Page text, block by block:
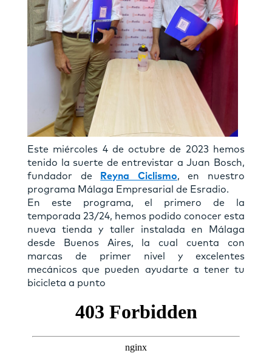
Este miércoles 4 de octubre de 2023 hemos
tenido la suerte de entrevistar a Juan Bosch,
fundador de
Reyna Ciclismo, en nuestro
programa Málaga Empresarial de Esradio.
En este programa, el primero de la
temporada 23/24, hemos podido conocer esta
nueva tienda y taller instalada en Málaga
desde Buenos Aires, la cual cuenta con
marcas de primer nivel y excelentes
mecánicos que pueden ayudarte a tener tu
bicicleta a punto